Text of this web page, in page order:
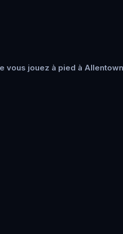
jouez à pied à